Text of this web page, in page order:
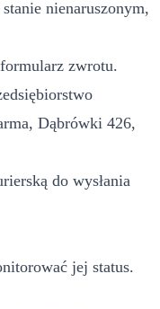
nienaruszonym,
zwrotu.
Dąbrówki 426,
do wysłania
jej status.